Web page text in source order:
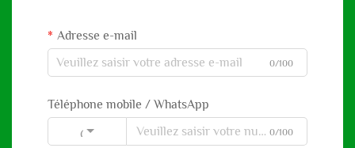
Adresse e-mail
0/100
Téléphone mobile / WhatsApp
Code 0/100